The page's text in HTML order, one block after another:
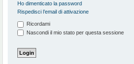
Ho dimenticato la password
Rispedisci l’email di attivazione
Ricordami
Nascondi il mio stato per questa sessione